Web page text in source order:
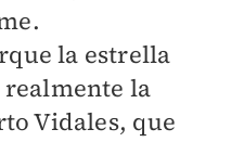
la estrella
realmente la
Vidales, que